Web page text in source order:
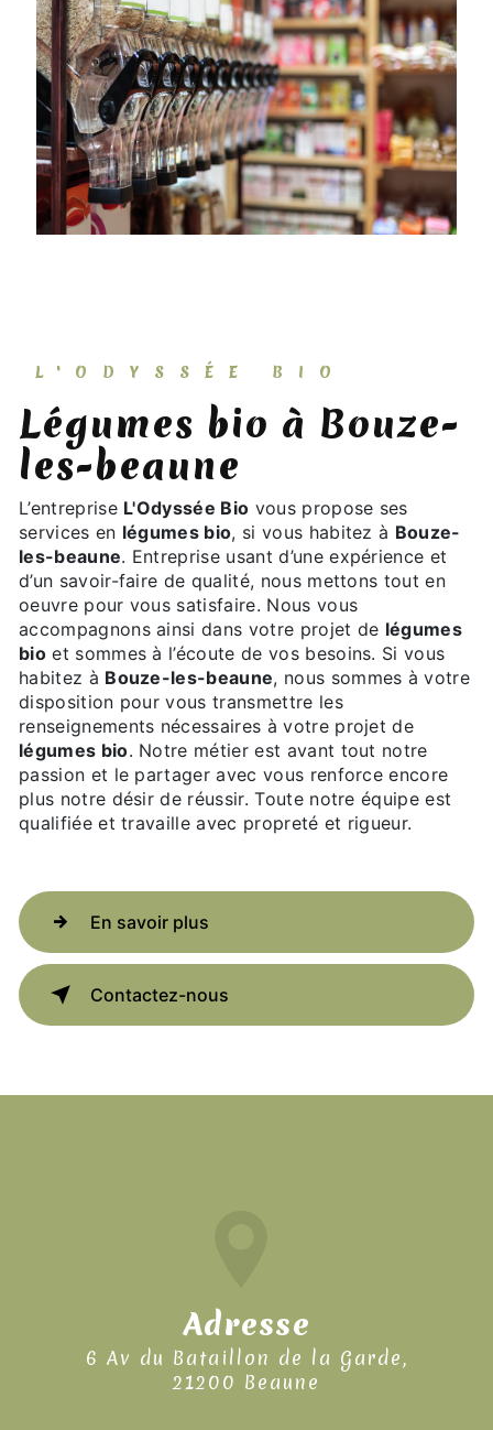
L'ODYSSÉE BIO
légumes bio à Bouze-
les-beaune
L’entreprise L'Odyssée Bio vous propose ses
services en légumes bio, si vous habitez à Bouze-
les-beaune. Entreprise usant d’une expérience et
d’un savoir-faire de qualité, nous mettons tout en
oeuvre pour vous satisfaire. Nous vous
accompagnons ainsi dans votre projet de légumes
bioet sommes à l’écoute de vos besoins. Si vous
habitez à Bouze-les-beaune, nous sommes à votre
disposition pour vous transmettre les
renseignements nécessaires à votre projet de
légumes bio. Notre métier est avant tout notre
passion et le partager avec vous renforce encore
plus notre désir de réussir. Toute notre équipe est
qualifiée et travaille avec propreté et rigueur.
En savoir plus
Contactez-nous
Adresse
6 Av du Bataillon de la Garde,
21200 Beaune